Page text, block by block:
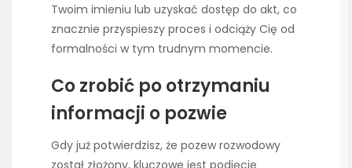
Twoim imieniu lub uzyskać dostęp do akt, co
znacznie przyspieszy proces i odciąży Cię od
formalności w tym trudnym momencie.
Co zrobić po otrzymaniu
informacji o pozwie
Gdy już potwierdzisz, że pozew rozwodowy